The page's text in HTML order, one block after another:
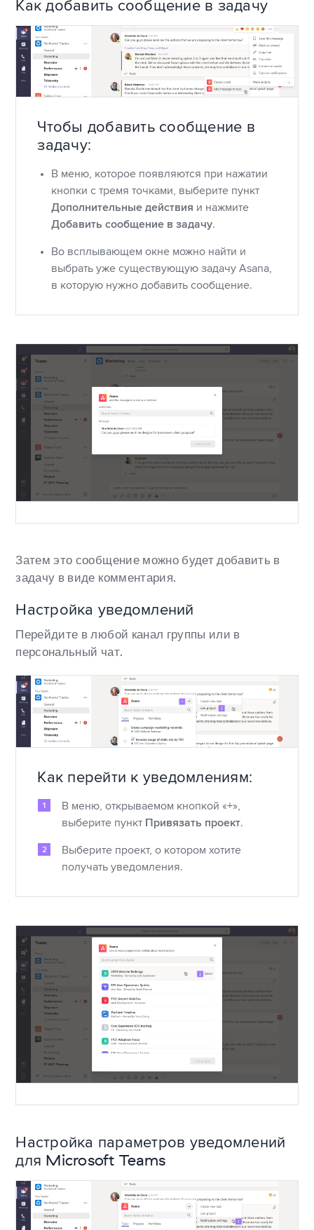
Как добавить сообщение в задачу
Чтобы добавить сообщение в
задачу:
В меню, которое появляются при нажатии
кнопки с тремя точками, выберите пункт
Дополнительные действия и нажмите
Добавить сообщение в задачу.
Во всплывающем окне можно найти и
выбрать уже существующую задачу Asana,
в которую нужно добавить сообщение.
Затем это сообщение можно будет добавить в
задачу в виде комментария.
Настройка уведомлений
Перейдите в любой канал группы или в
персональный чат.
Как перейти к уведомлениям:
В меню, открываемом кнопкой «+»,
выберите пункт Привязать проект.
Выберите проект, о котором хотите
получать уведомления.
Настройка параметров уведомлений
для Microsoft Teams